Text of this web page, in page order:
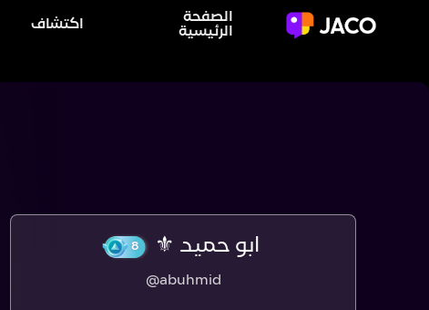
الصفحة
الرئيسية
اكتشاف
ابو حميد ⚜️
@abuhmid